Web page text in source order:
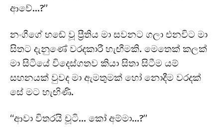
ආවේ…?”
නංගීගේ හඬේ වූ ප්‍රීතිය මා සවනට ගලා එනවිට මා
සිතට දැනුණේ වරදකාරී හැඟීමකි. මෙතෙක් කලක්
මා සිටියේ විදෙස්ගතව කියා සිතා සිටීම යම්
සහනයක් වුවද මා ඇමතුමක් හෝ නොදීම වරදක්
සේ මට හැඟිණි.
“ආවා විතරයි චූටි… කෝ අම්මා…?”